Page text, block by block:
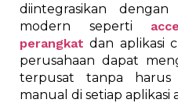
diintegrasikan
modern seperti
perangkat dan aplikasi
perusahaan dapat
terpusat tanpa
manual di setiap aplikasi